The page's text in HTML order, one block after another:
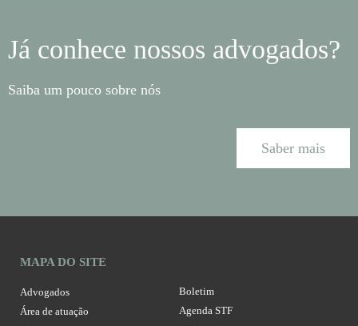
Já conhece nossos advogados?
Saiba um pouco sobre nós
Saber mais
MAPA DO SITE
Advogados
Área de atuação
Boletim
Agenda STF